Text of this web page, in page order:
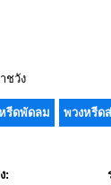
ชวัง
รีดพัดลม พวงหรีด
: